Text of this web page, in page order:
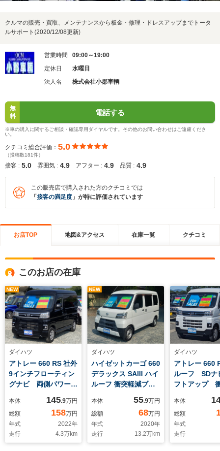
クルマの販売・買取、メンテナンスから板金・修理・ドレスアップまでトータ
ルサポート(2020/12/08更新)
営業時間
09:00～19:00
定休日
水曜日
法人名
株式会社小郡車輌
無
料
電話する
※車の購入に関するご相談・確認専用ダイヤルです。その他のお問い合わせはご遠慮くださ
い。
クチコミ総合評価： 5.0
（投稿数181件）
接客 : 5.0 雰囲気 : 4.9 アフター : 4.9 品質 : 4.9
この販売店で購入された方のクチコミでは
「 接客の満足度 」が特に評価されています
お店TOP 地図&アクセス 在庫一覧 クチコミ
このお店の在庫
NEW
ダイハツ
アトレー 660 RS 社外
9インチフローティン
グナビ 両側パワード
ルセグTV
Bluetooth バックカ
メラ ETC 誤発進抑
制機能 コーナーセン
サー クルコン レー
本体 145.9万円
総額
158万円
年式
2022年
走行
4.3万km
NEW
ダイハツ
ハイゼットカーゴ 660
デラックス SAIII ハイ
ルーフ 衝突軽減ブレ
オ LEDヘッドライ
ト オートライト 4
人乗 アイドリングス
トップ パワーウィン
ドウ コーナーセンサ
本体 55.9万円
総額
68万円
年式
2020年
走行
13.2万km
ダイハツ
アトレー 660
ルーフ SD
フトアップ
Bluetooth バ
メラ ETC
トカバー コ
ンサー クル
テリモ レー
本体
総額
年式
走行